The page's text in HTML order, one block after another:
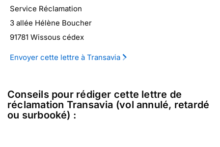
Service Réclamation
3 allée Hélène Boucher
91781 Wissous cédex
Envoyer cette lettre à Transavia
Conseils pour rédiger cette lettre de
réclamation Transavia (vol annulé, retardé
ou surbooké) :